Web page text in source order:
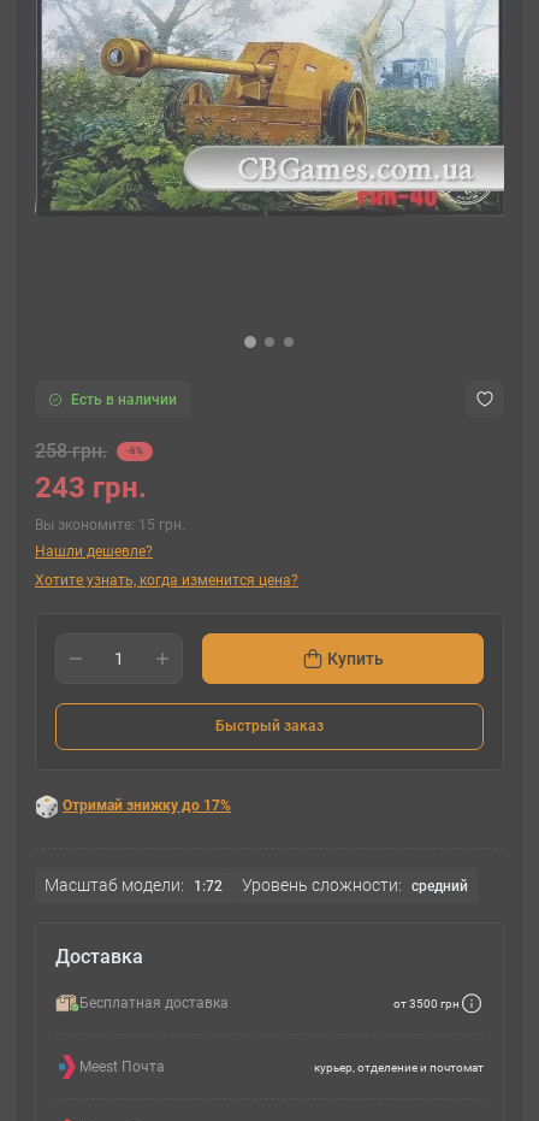
Есть в наличии
258 грн. -6%
243 грн.
Вы экономите: 15 грн.
Нашли дешевле?
Хотите узнать, когда изменится цена?
Купить
Быстрый заказ
Отримай знижку до 17%
Масштаб модели: 1:72 Уровень сложности: cредний
Доставка
Бесплатная доставка от 3500 грн
Meest Почта курьер, отделение и почтомат